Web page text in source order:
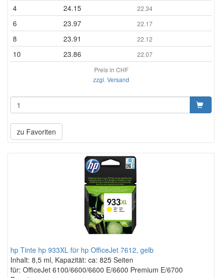
4 24.15 22.34
6 23.97 22.17
8 23.91 22.12
10 23.86
22.07
Preis in CHF
zzgl. Versand
zu Favoriten
hp Tinte hp 933XL für hp OfficeJet 7612, gelb
Inhalt: 8,5 ml, Kapazität: ca: 825 Seiten
für: OfficeJet 6100/6600/6600 E/6600 Premium E/6700